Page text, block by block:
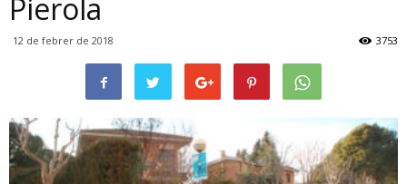
Pierola
12 de febrer de 2018 3753